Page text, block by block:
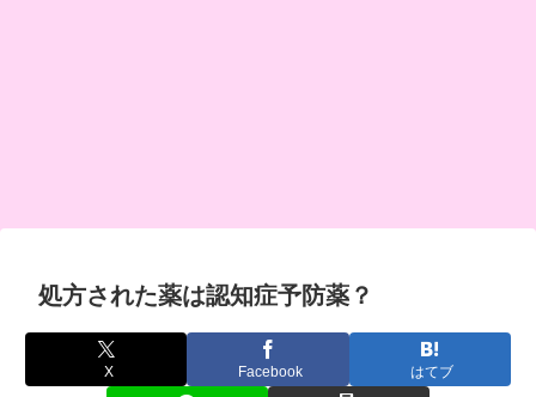
処方された薬は認知症予防薬？
X Facebook はてブ